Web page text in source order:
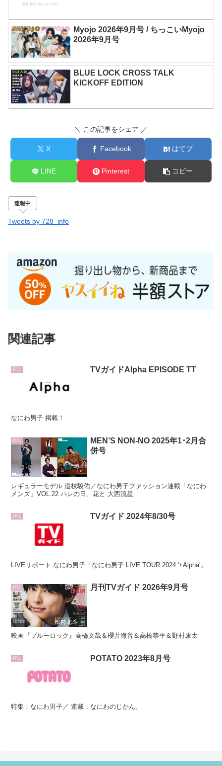
Myojo 2026年9月号 / ちっこいMyojo
2026年9月号
BLUE LOCK CROSS TALK
KICKOFF EDITION
＼ この記事をシェア ／
X Facebook はてブ
LINE Pinterest コピー
速報中
Tweets by 728_info
関連記事
雑誌 TVガイドAlpha EPISODE TT
なにわ男子 掲載！
雑誌
MEN’S NON-NO 2025年1･2月合
併号
レギュラーモデル 道枝駿佑／なにわ男子ファッション連載「なにわ
メンズ」VOL.22 ハレの日、花と 大西流星
雑誌 TVガイド 2024年8/30号
LIVEリポート なにわ男子「なにわ男子 LIVE TOUR 2024 '+Alpha'」
雑誌 月刊TVガイド 2026年9月号
映画『ブルーロック』高橋文哉＆櫻井海音＆高橋恭平＆野村康太
雑誌 POTATO 2023年8月号
特集：なにわ男子／ 連載：なにわのじかん。